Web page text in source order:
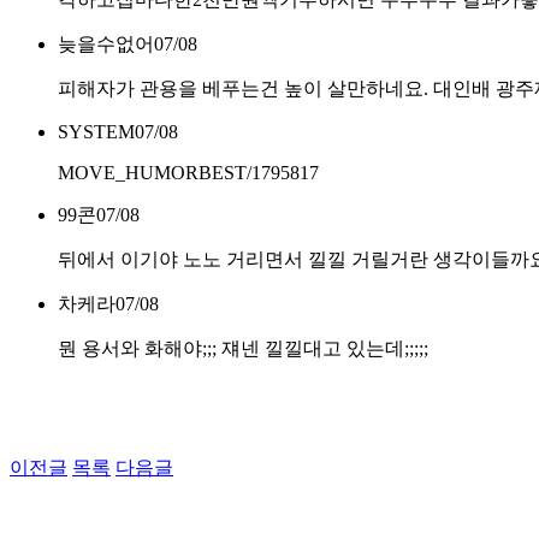
늦을수없어07/08
피해자가 관용을 베푸는건 높이 살만하네요. 대인배 광
SYSTEM07/08
MOVE_HUMORBEST/1795817
99콘07/08
뒤에서 이기야 노노 거리면서 낄낄 거릴거란 생각이들까
차케라07/08
뭔 용서와 화해야;;; 쟤넨 낄낄대고 있는데;;;;;
이전글 목록 다음글